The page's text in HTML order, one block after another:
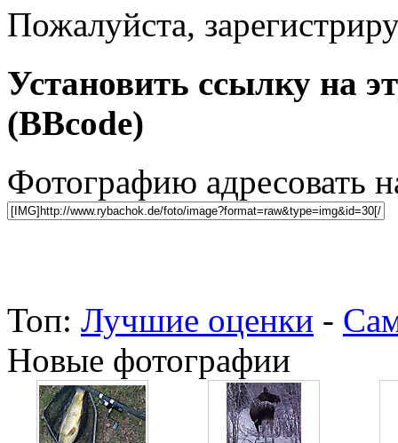
Пожалуйста,
Установить ссылку на
(BBcode)
Фотографию адресовать
Топ: Лучшие оценки -
Новые фотографии